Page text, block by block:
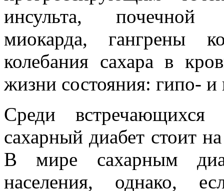
инсульта, почечной
миокарда, гангрены
колебания сахара в
жизни состояния: гипо-
Среди
сахарный диабет стоит
В мире сахарным
населения, однако,